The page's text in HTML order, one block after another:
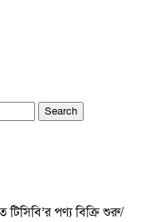
পণ্য বিক্রি শুরু